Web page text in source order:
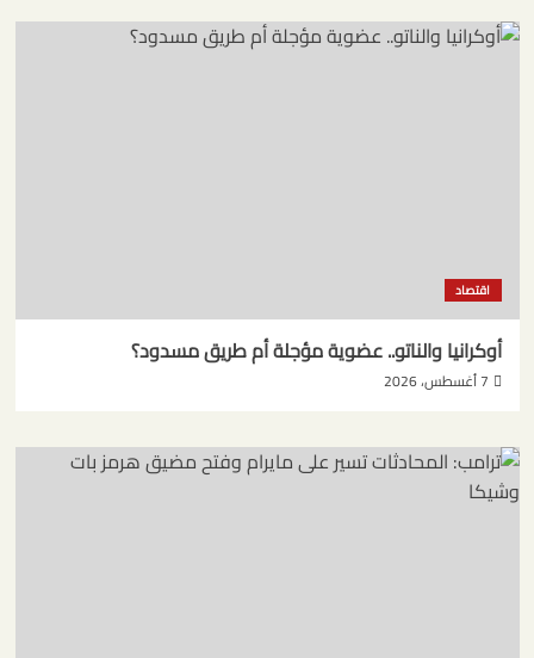
اقتصاد
أوكرانيا والناتو.. عضوية مؤجلة أم طريق مسدود؟
7 أغسطس، 2026